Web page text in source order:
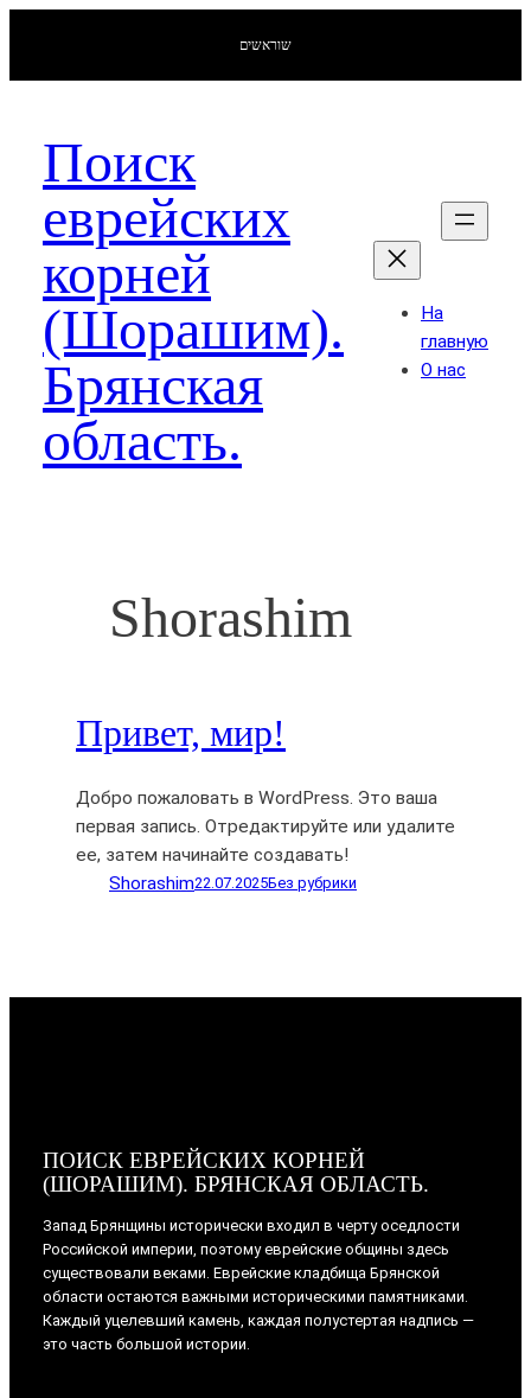
содержимому
שוראשים
Поиск
еврейских
корней
(Шорашим).
Брянская
область.
На
главную
О нас
Shorashim
Привет, мир!
Добро пожаловать в WordPress. Это ваша
первая запись. Отредактируйте или удалите
ее, затем начинайте создавать!
Shorashim22.07.2025Без рубрики
ПОИСК ЕВРЕЙСКИХ КОРНЕЙ
(ШОРАШИМ). БРЯНСКАЯ ОБЛАСТЬ.
Запад Брянщины исторически входил в черту оседлости
Российской империи, поэтому еврейские общины здесь
существовали веками. Еврейские кладбища Брянской
области остаются важными историческими памятниками.
Каждый уцелевший камень, каждая полустертая надпись —
это часть большой истории.